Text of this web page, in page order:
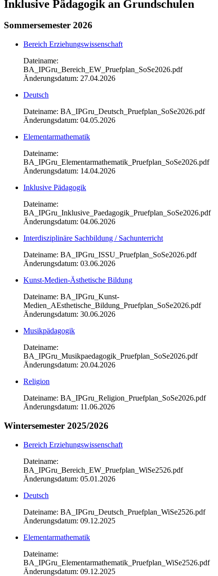
Inklusive Pädagogik an Grundschulen
Sommersemester 2026
Bereich Erziehungswissenschaft
Dateiname:
BA_IPGru_Bereich_EW_Pruefplan_SoSe2026.pdf
Änderungsdatum: 27.04.2026
Deutsch
Dateiname: BA_IPGru_Deutsch_Pruefplan_SoSe2026.pdf
Änderungsdatum: 04.05.2026
Elementarmathematik
Dateiname:
BA_IPGru_Elementarmathematik_Pruefplan_SoSe2026.pdf
Änderungsdatum: 14.04.2026
Inklusive Pädagogik
Dateiname:
BA_IPGru_Inklusive_Paedagogik_Pruefplan_SoSe2026.pdf
Änderungsdatum: 04.06.2026
Interdisziplinäre Sachbildung / Sachunterricht
Dateiname: BA_IPGru_ISSU_Pruefplan_SoSe2026.pdf
Änderungsdatum: 03.06.2026
Kunst-Medien-Ästhetische Bildung
Dateiname: BA_IPGru_Kunst-
Medien_AEsthetische_Bildung_Pruefplan_SoSe2026.pdf
Änderungsdatum: 30.06.2026
Musikpädagogik
Dateiname:
BA_IPGru_Musikpaedagogik_Pruefplan_SoSe2026.pdf
Änderungsdatum: 20.04.2026
Religion
Dateiname: BA_IPGru_Religion_Pruefplan_SoSe2026.pdf
Änderungsdatum: 11.06.2026
Wintersemester 2025/2026
Bereich Erziehungswissenschaft
Dateiname:
BA_IPGru_Bereich_EW_Pruefplan_WiSe2526.pdf
Änderungsdatum: 05.01.2026
Deutsch
Dateiname: BA_IPGru_Deutsch_Pruefplan_WiSe2526.pdf
Änderungsdatum: 09.12.2025
Elementarmathematik
Dateiname:
BA_IPGru_Elementarmathematik_Pruefplan_WiSe2526.pdf
Änderungsdatum: 09.12.2025